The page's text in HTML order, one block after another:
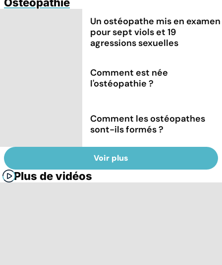
Un ostéopathe mis en examen
pour sept viols et 19
agressions sexuelles
Comment est née
l'ostéopathie ?
Comment les ostéopathes
sont-ils formés ?
Voir plus
Plus de vidéos